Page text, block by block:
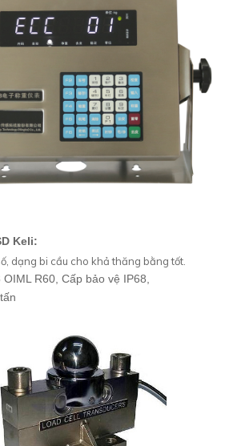
Keli:
dạng bi cầu cho khả thăng bằng tốt.
R60, Cấp bảo vệ IP68,